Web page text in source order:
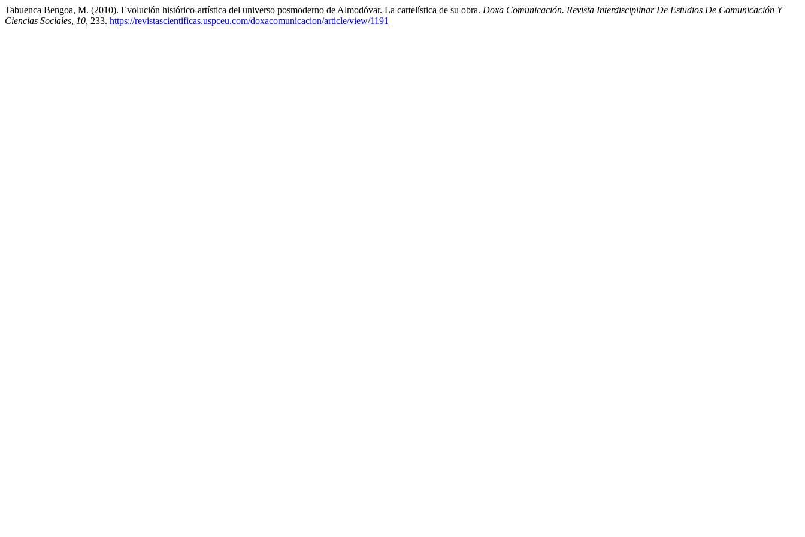
Tabuenca Bengoa, M. (2010). Evolución histórico-artística del universo posmoderno de Almodóvar. La cartelística de su obra. Doxa Comunicación. Revista Interdisciplinar De Estudios De Comunicación Y
Ciencias Sociales, 10, 233. https://revistascientificas.uspceu.com/doxacomunicacion/article/view/1191